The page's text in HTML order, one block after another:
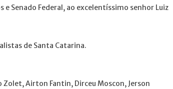
Senado Federal, ao excelentíssimo senhor Luiz
de Santa Catarina.
Zolet, Airton Fantin, Dirceu Moscon, Jerson